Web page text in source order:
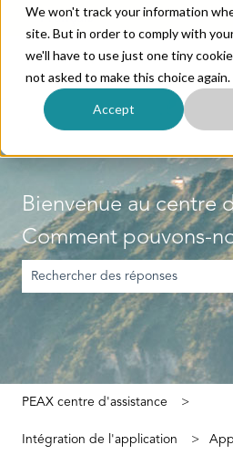
We won't track your information
site. But in order to comply with
we'll have to use just one tiny
not asked to make this choice again.
Accept
FrançaisAfficher le sous-
Bienvenue au centre
Comment pouvons-
Il n'y a aucune suggestion car le
PEAX centre d'assistance
Intégration de l'application